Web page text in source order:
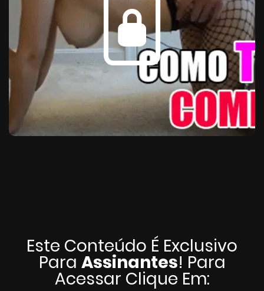
Este Conteúdo É Exclusivo
Para Assinantes! Para
Acessar Clique Em: